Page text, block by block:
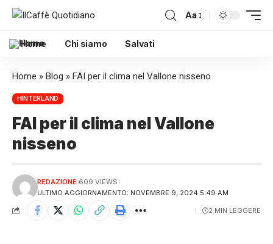
Aa
Home Chi siamo Salvati
Home » Blog » FAI per il clima nel Vallone nisseno
HINTERLAND
FAI per il clima nel Vallone
nisseno
ULTIMO AGGIORNAMENTO: NOVEMBRE 9, 2024 5:49 AM
REDAZIONE 609 VIEWS
2 MIN LEGGERE